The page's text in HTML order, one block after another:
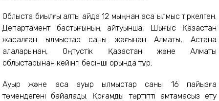
Облыста биылғы алты айда 12 мыңнан аса қылмыс тіркелген.
Департамент бастығының айтуынша, Шығыс Қазақстан
жасалған қылмыстар саны жағынан Алматы, Астана
қалаларынан, Оңтүстік Қазақстан және Алматы
облыстарынан кейінгі бесінші орында тұр.
Ауыр және аса ауыр қылмыстар саны 16 пайызға
төмендегені байқалады. Қоғамдық тәртіпті қамтамасыз ету